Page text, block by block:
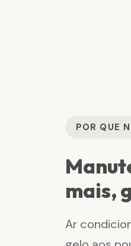
POR QUE
mais,
Ar